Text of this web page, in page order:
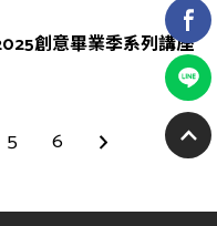
創意畢業季系列講座
5 6